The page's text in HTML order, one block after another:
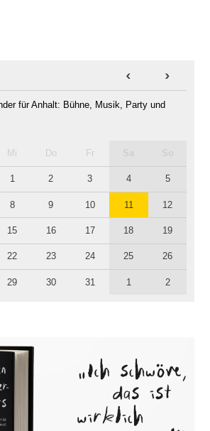
< >
für Anhalt: Bühne, Musik, Party und
Mi Do Fr
1 2 3 4 5
8 9 10 11 12
15 16 17 18 19
22 23 24 25 26
29 30 31 1 2